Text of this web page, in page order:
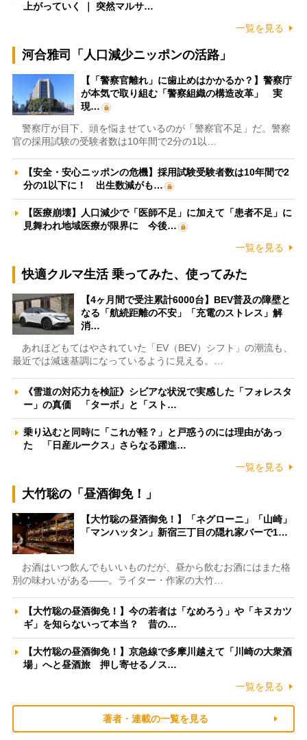
上がっていく ｜ 突然マルサ…
一覧を見る
河合雅司「人口減少ニッポンの活路」
【「警察官離れ」に歯止めはかかるか？】警察庁
が本気で取り組む「警察組織の構造改革」 実
現…
警察庁が目下、頭を悩ませているのが「警察官不足」だ。警察
官の採用試験の受験者数は10年間で2分の1以…
【安全・安心ニッポンの危機】採用試験受験者数は10年間で2
分の1以下に！ 出生数減がも…
【医療崩壊】人口減少で「医師不足」に加えて「患者不足」に
見舞われ地域医療が限界に 今後…
一覧を見る
快適クルマ生活 乗ってみた、使ってみた
【4ヶ月間で受注累計6000台】BEV普及の障壁と
なる「航続距離の不安」「充電のストレス」解
消…
あれほどもてはやされていた「EV（BEV）シフト」の潮流も、
最近では減速基調になっているように見える。…
《雪道の対応力を検証》シビアな状況で実感した「フォレスタ
ー」の真価 「ターボ」と「スト…
乗り込むと同時に「これが軽？」と戸惑うのには理由があっ
た 「日産ルークス」さらなる躍進…
一覧を見る
大竹聡の「昼酒御免！」
【大竹聡の昼酒御免！】「ネグローニ」「山崎」
「マンハッタン」新宿三丁目の隠れ家バーで1…
お酒はいつ飲んでもいいものだが、昼から飲むお酒にはまた格
別の味わいがある――。ライター・作家の大竹…
【大竹聡の昼酒御免！】今の若者は「なめろう」や「キヌカツ
ギ」を知らないって本当？ 昔の…
【大竹聡の昼酒御免！】京急線で多摩川越えて「川崎の大衆酒
場」へと昼酒旅 押し寄せるノス…
一覧を見る
著者・連載の一覧を見る